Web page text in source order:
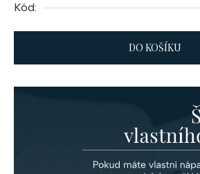
Kód:
DO KOŠÍKU